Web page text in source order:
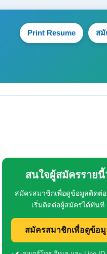
Print Resume ส
สนใจผู้สมัครรายนี้
สมัครสมาชิกเพื่อดูข้อมูลติดต่
เริ่มติดต่อผู้สมัครได้ทันที
สมัครสมาชิกเพื่อดูข้อ